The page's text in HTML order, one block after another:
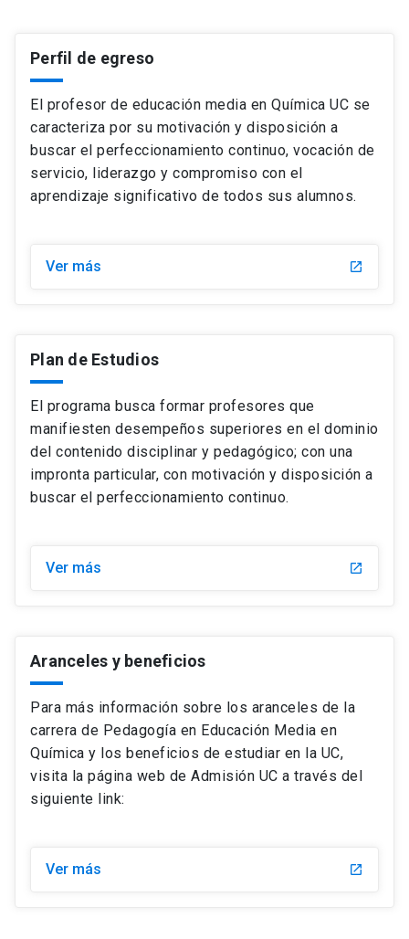
Perfil de egreso
El profesor de educación media en Química UC se
caracteriza por su motivación y disposición a
buscar el perfeccionamiento continuo, vocación de
servicio, liderazgo y compromiso con el
aprendizaje significativo de todos sus alumnos.
Ver más launch
Plan de Estudios
El programa busca formar profesores que
manifiesten desempeños superiores en el dominio
del contenido disciplinar y pedagógico; con una
impronta particular, con motivación y disposición a
buscar el perfeccionamiento continuo.
Ver más launch
Aranceles y beneficios
Para más información sobre los aranceles de la
carrera de Pedagogía en Educación Media en
Química y los beneficios de estudiar en la UC,
visita la página web de Admisión UC a través del
siguiente link:
Ver más launch